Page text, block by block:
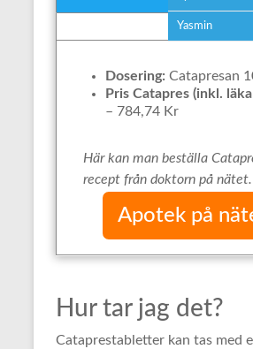
Yasmin
Dosering: Catapresan
Pris Catapres (inkl.
– 784,74 Kr
Här kan man beställa
recept från doktorn på nätet.
Apotek på
Hur tar jag det?
Cataprestabletter kan tas med